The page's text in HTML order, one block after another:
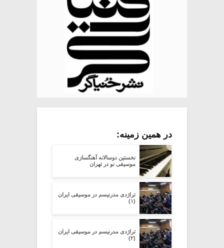
در همین زمینه:
نخستین دوسالانه آهنگسازی
موسیقی نو در تهران
تراژدی مدرنیسم در موسیقی ایران
(۱)
تراژدی مدرنیسم در موسیقی ایران
(۲)